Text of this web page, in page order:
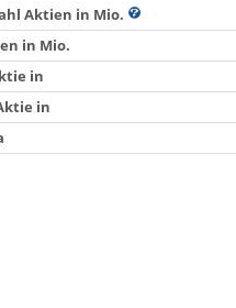
Aktien in Mio.
in Mio.
in
in